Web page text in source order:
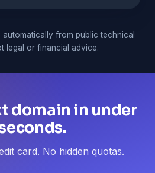
automatically from public technical
legal or financial advice.
domain in under
card. No hidden quotas.